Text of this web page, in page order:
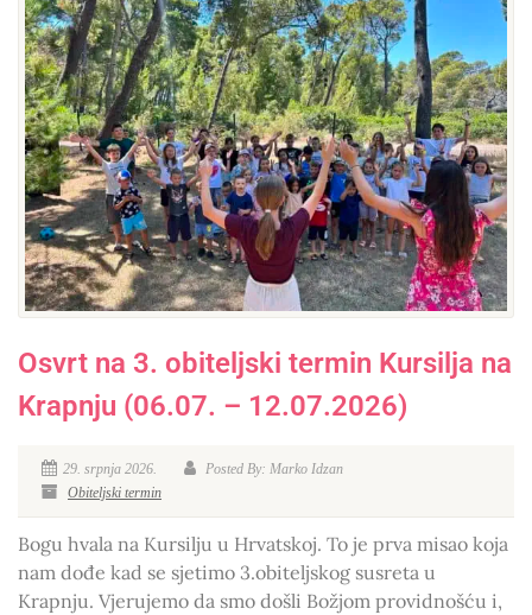
Osvrt na 3. obiteljski termin Kursilja na
Krapnju (06.07. – 12.07.2026)
29. srpnja 2026.
Posted By: Marko Idzan
Obiteljski termin
Bogu hvala na Kursilju u Hrvatskoj. To je prva misao koja
nam dođe kad se sjetimo 3.obiteljskog susreta u
Krapnju. Vjerujemo da smo došli Božjom providnošću i,